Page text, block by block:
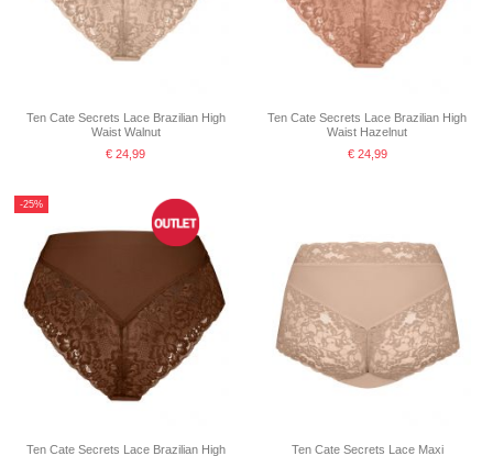
Ten Cate Secrets Lace Brazilian High
Waist Walnut
€ 24,99
Ten Cate Secrets Lace Brazilian High
Waist Hazelnut
€ 24,99
-25%
Ten Cate Secrets Lace Brazilian High
Ten Cate Secrets Lace Maxi